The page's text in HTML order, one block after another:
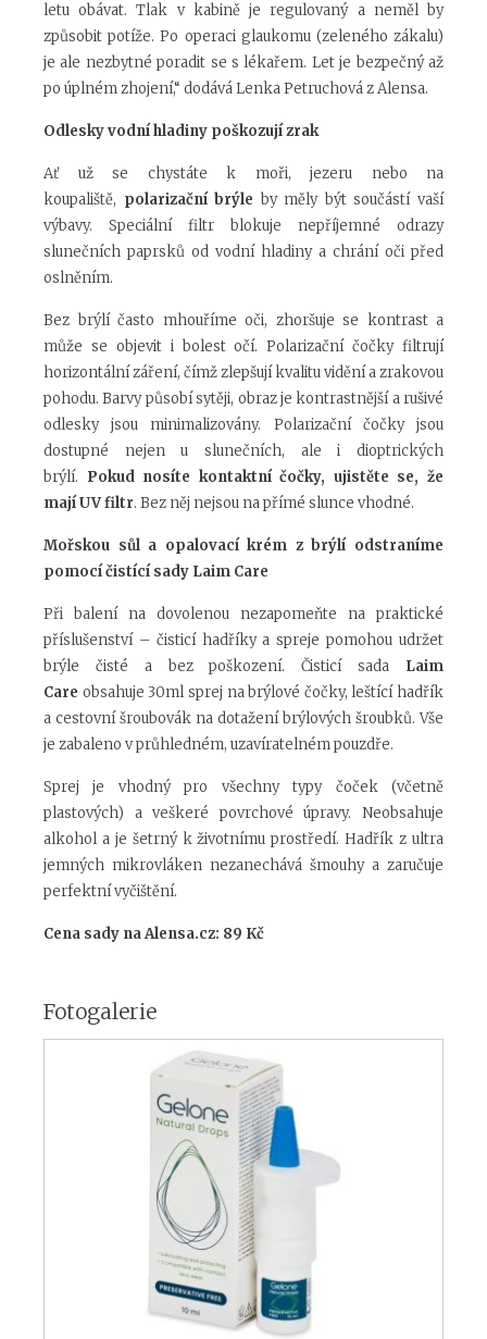
letu obávat. Tlak v kabině je regulovaný a neměl by
způsobit potíže. Po operaci glaukomu (zeleného zákalu)
je ale nezbytné poradit se s lékařem. Let je bezpečný až
po úplném zhojení,“ dodává Lenka Petruchová z Alensa.
Odlesky vodní hladiny poškozují zrak
Ať už se chystáte k moři, jezeru nebo na
koupaliště, polarizační brýle by měly být součástí vaší
výbavy. Speciální filtr blokuje nepříjemné odrazy
slunečních paprsků od vodní hladiny a chrání oči před
oslněním.
Bez brýlí často mhouříme oči, zhoršuje se kontrast a
může se objevit i bolest očí. Polarizační čočky filtrují
horizontální záření, čímž zlepšují kvalitu vidění a zrakovou
pohodu. Barvy působí sytěji, obraz je kontrastnější a rušivé
odlesky jsou minimalizovány. Polarizační čočky jsou
dostupné nejen u slunečních, ale i dioptrických
brýlí. Pokud nosíte kontaktní čočky, ujistěte se, že
mají UV filtr. Bez něj nejsou na přímé slunce vhodné.
Mořskou sůl a opalovací krém z brýlí odstraníme
pomocí čistící sady Laim Care
Při balení na dovolenou nezapomeňte na praktické
příslušenství – čisticí hadříky a spreje pomohou udržet
brýle čisté a bez poškození. Čisticí sada
Laim
Care obsahuje 30ml sprej na brýlové čočky, leštící hadřík
a cestovní šroubovák na dotažení brýlových šroubků. Vše
je zabaleno v průhledném, uzavíratelném pouzdře.
Sprej je vhodný pro všechny typy čoček (včetně
plastových) a veškeré povrchové úpravy. Neobsahuje
alkohol a je šetrný k životnímu prostředí. Hadřík z ultra
jemných mikrovláken nezanechává šmouhy a zaručuje
perfektní vyčištění.
Cena sady na Alensa.cz: 89 Kč
Fotogalerie